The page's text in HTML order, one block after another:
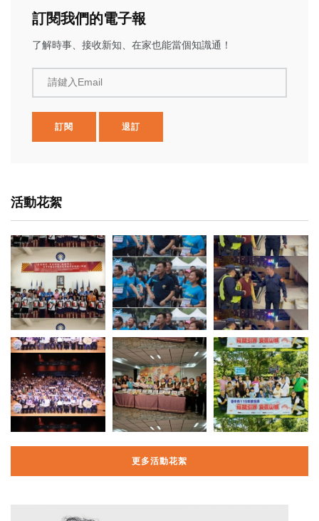
訂閱我們的電子報
了解時事、接收新知、在家也能當個知識通！
請鍵入Email
訂閱 退訂
活動花絮
更多活動花絮